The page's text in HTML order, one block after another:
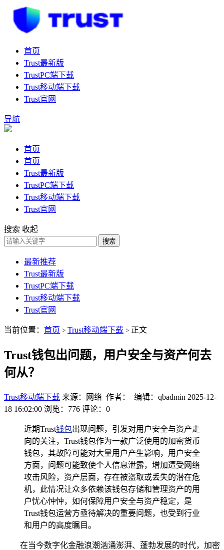
首页
Trust最新版
TrustPC端下载
Trust移动端下载
Trust官网
导航
首页
首页
Trust最新版
TrustPC端下载
Trust移动端下载
Trust官网
搜索 收起
搜索
最新推荐
Trust最新版
TrustPC端下载
Trust移动端下载
Trust官网
当前位置： 首页 > Trust移动端下载 > 正文
Trust钱包出问题，用户安全与资产何去
何从？
Trust移动端下载 来源：网络 作者： 编辑：qbadmin 2025-12-
18 16:02:00 浏览：776 评论：0
近期Trust钱包出现问题，引发对用户安全与资产走
向的关注，Trust钱包作为一款广泛使用的加密货币
钱包，其故障可能对大量用户产生影响，用户安全
方面，问题可能致使个人信息泄露，增加遭受网络
攻击风险，资产层面，存在被盗取或丢失的潜在危
机，此情况让众多依赖该钱包存储和管理资产的用
户忧心忡忡，如何保障用户安全与资产稳定，是
Trust钱包运营方亟待解决的重要问题，也受到行业
和用户的高度瞩目。
在当今数字化金融浪潮汹涌澎湃、蓬勃发展的时代，加密